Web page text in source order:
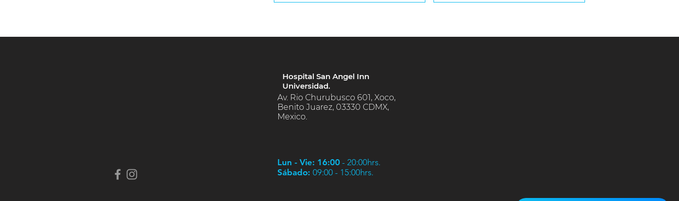
Hospital San Angel Inn
Universidad.
Lun - Vie: 16:00 - 20:00hrs.
Sábado: 09:00 - 15:00hrs.
Av. Rio Churubusco 601, Xoco,
Benito Juarez, 03330 CDMX,
Mexico.